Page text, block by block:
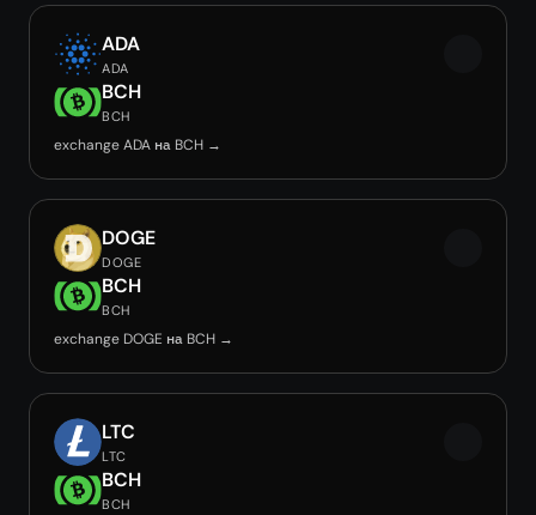
ADA
ADA
BCH
BCH
exchange ADA на BCH →
DOGE
DOGE
BCH
BCH
exchange DOGE на BCH →
LTC
LTC
BCH
BCH